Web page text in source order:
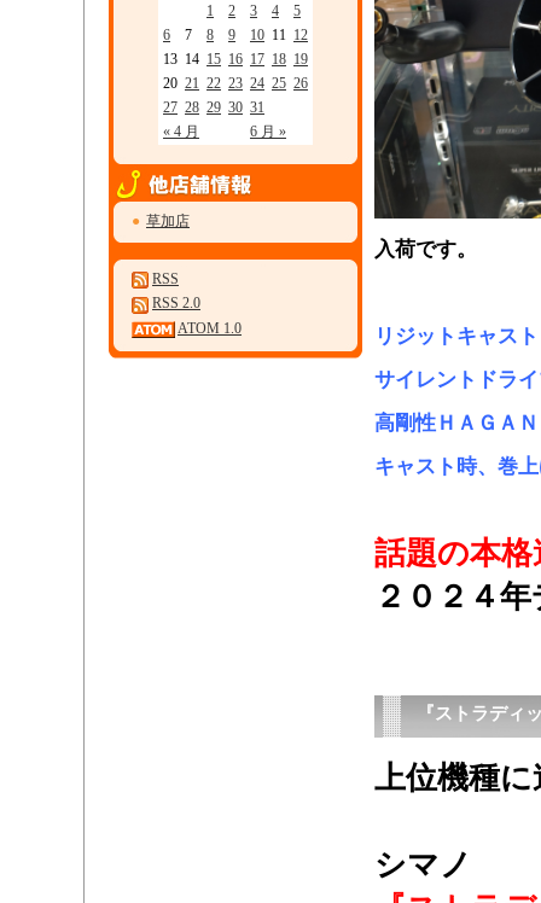
« 4 月 6 月 »
1 2 3 4
5
6
7 8 9 10 11 12
13 14 15 16 17 18 19
20 21 22 23 24 25 26
27 28 29 30 31
● 草加店
RSS
RSS 2.0
ATOM 1.0
入荷です。
リジットキャス
サイレントドラ
高剛性ＨＡＧＡ
キャスト時、巻
話題の本
２０２４
『ストラディ
上位機種
シマノ